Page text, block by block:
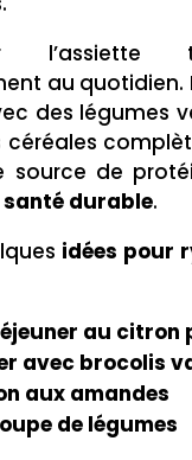
au quotidien.
des légumes
céréales
source de
santé durable.
idées pour
au citron
avec brocolis
aux amandes
de légumes